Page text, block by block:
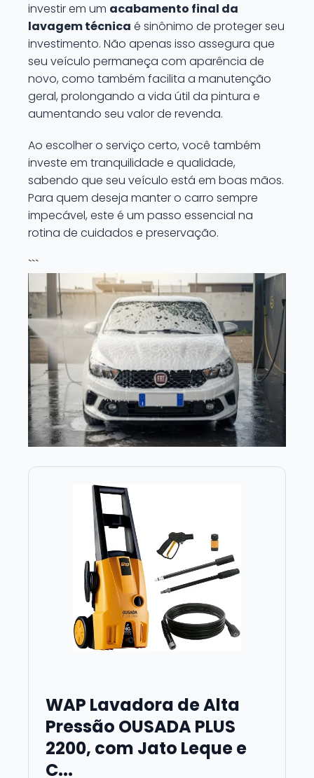
investir em um acabamento final da
lavagem técnica é sinônimo de proteger seu
investimento. Não apenas isso assegura que
seu veículo permaneça com aparência de
novo, como também facilita a manutenção
geral, prolongando a vida útil da pintura e
aumentando seu valor de revenda.
Ao escolher o serviço certo, você também
investe em tranquilidade e qualidade,
sabendo que seu veículo está em boas mãos.
Para quem deseja manter o carro sempre
impecável, este é um passo essencial na
rotina de cuidados e preservação.
```
WAP Lavadora de Alta
Pressão OUSADA PLUS
2200, com Jato Leque e
C...